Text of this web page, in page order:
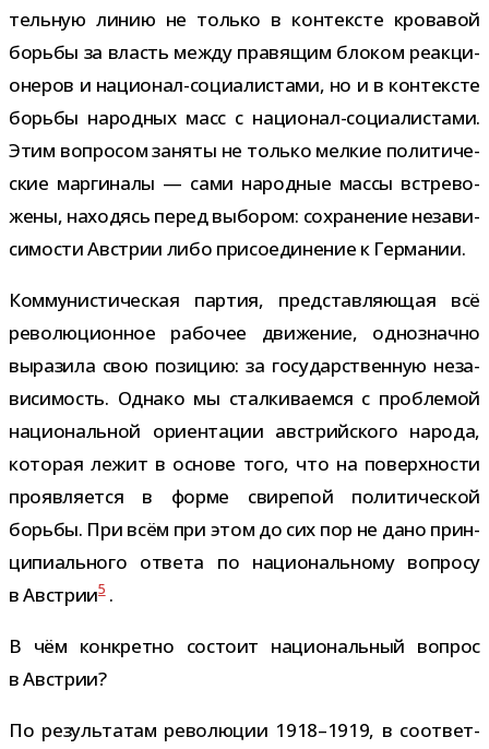
тель­ную линию не только в кон­тек­сте кро­ва­вой
борьбы за власть между пра­вя­щим бло­ком реак­ци­
о­не­ров и национал-​социалистами, но и в кон­тек­сте
борьбы народ­ных масс с национал-​социалистами.
Этим вопро­сом заняты не только мел­кие поли­ти­че­
ские мар­ги­налы — сами народ­ные массы встре­во­
жены, нахо­дясь перед выбо­ром: сохра­не­ние неза­ви­
си­мо­сти Австрии либо при­со­еди­не­ние к Германии.
Коммунистическая пар­тия, пред­став­ля­ю­щая всё
рево­лю­ци­он­ное рабо­чее дви­же­ние, одно­значно
выра­зила свою пози­цию: за госу­дар­ствен­ную неза­
ви­си­мость. Однако мы стал­ки­ва­емся с про­бле­мой
наци­о­наль­ной ори­ен­та­ции австрий­ского народа,
кото­рая лежит в основе того, что на поверх­но­сти
про­яв­ля­ется в форме сви­ре­пой поли­ти­че­ской
борьбы. При всём при этом до сих пор не дано прин­
ци­пи­аль­ного ответа по наци­о­наль­ному вопросу
в Австрии5.
В чём кон­кретно состоит наци­о­наль­ный вопрос
в Австрии?
По резуль­та­там рево­лю­ции 1918–1919, в соот­вет­